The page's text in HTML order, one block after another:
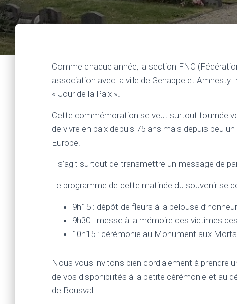
Comme chaque année, la section FNC
association avec la ville de Genappe et
« Jour de la Paix ».
Cette commémoration se veut surtout tournée
de vivre en paix depuis 75 ans mais depuis peu
Europe.
Il s’agit surtout de transmettre un message de
Le programme de cette matinée du souvenir se
9h15 : dépôt de fleurs à la pelouse
9h30 : messe à la mémoire des victimes
10h15 : cérémonie au Monument aux
Nous vous invitons bien cordialement à prendre
de vos disponibilités à la petite cérémonie et au
de Bousval.